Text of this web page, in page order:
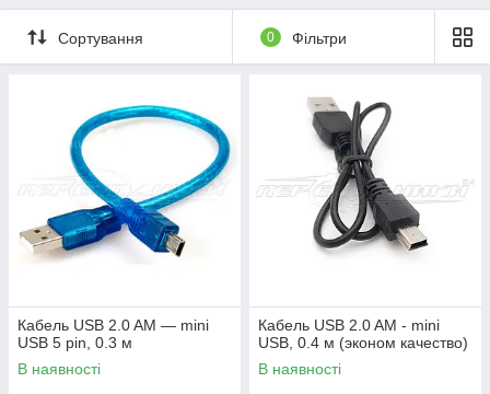
Сортування 0 Фільтри
Кабель USB 2.0 AM — mini
USB 5 pin, 0.3 м
В наявності
Кабель USB 2.0 AM - mini
USB, 0.4 м (эконом качество)
В наявності